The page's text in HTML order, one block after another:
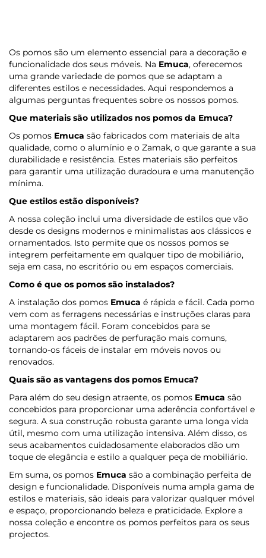
Os pomos são um elemento essencial para a decoração e
funcionalidade dos seus móveis. Na Emuca, oferecemos
uma grande variedade de pomos que se adaptam a
diferentes estilos e necessidades. Aqui respondemos a
algumas perguntas frequentes sobre os nossos pomos.
Que materiais são utilizados nos pomos da Emuca?
Os pomos Emuca são fabricados com materiais de alta
qualidade, como o alumínio e o Zamak, o que garante a sua
durabilidade e resistência. Estes materiais são perfeitos
para garantir uma utilização duradoura e uma manutenção
mínima.
Que estilos estão disponíveis?
A nossa coleção inclui uma diversidade de estilos que vão
desde os designs modernos e minimalistas aos clássicos e
ornamentados. Isto permite que os nossos pomos se
integrem perfeitamente em qualquer tipo de mobiliário,
seja em casa, no escritório ou em espaços comerciais.
Como é que os pomos são instalados?
A instalação dos pomos Emuca é rápida e fácil. Cada pomo
vem com as ferragens necessárias e instruções claras para
uma montagem fácil. Foram concebidos para se
adaptarem aos padrões de perfuração mais comuns,
tornando-os fáceis de instalar em móveis novos ou
renovados.
Quais são as vantagens dos pomos Emuca?
Para além do seu design atraente, os pomos Emuca são
concebidos para proporcionar uma aderência confortável e
segura. A sua construção robusta garante uma longa vida
útil, mesmo com uma utilização intensiva. Além disso, os
seus acabamentos cuidadosamente elaborados dão um
toque de elegância e estilo a qualquer peça de mobiliário.
Em suma, os pomos Emuca são a combinação perfeita de
design e funcionalidade. Disponíveis numa ampla gama de
estilos e materiais, são ideais para valorizar qualquer móvel
e espaço, proporcionando beleza e praticidade. Explore a
nossa coleção e encontre os pomos perfeitos para os seus
projectos.